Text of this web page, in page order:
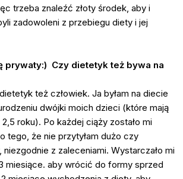
trzeba znaleźć złoty środek, aby i
zadowoleni z przebiegu diety i jej
prywaty:) Czy dietetyk też bywa na
też człowiek. Ja byłam na diecie
dwójki moich dzieci (które mają
roku). Po każdej ciąży zostało mi
tego, że nie przytyłam dużo czy
z zaleceniami. Wystarczało mi
miesiące. aby wrócić do formy sprzed